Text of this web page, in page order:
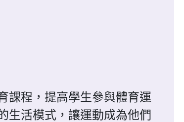
課程，提高學生參與體育運
生活模式，讓運動成為他們